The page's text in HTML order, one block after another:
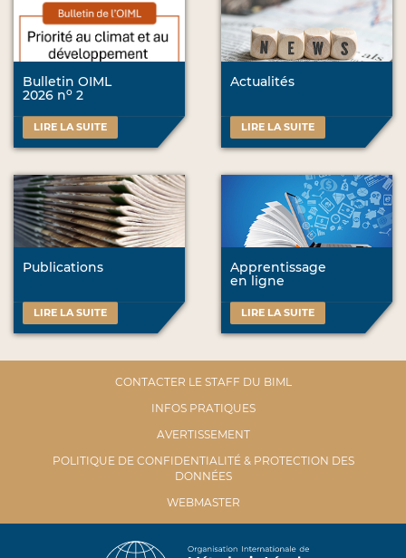
Bulletin OIML
2026 no 2
LIRE LA SUITE
Actualités
LIRE LA SUITE
Publications
LIRE LA SUITE
Apprentissage
en ligne
LIRE LA SUITE
CONTACTER LE STAFF DU BIML
INFOS PRATIQUES
AVERTISSEMENT
POLITIQUE DE CONFIDENTIALITÉ & PROTECTION DES
DONNÉES
WEBMASTER